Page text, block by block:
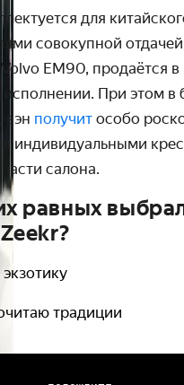
для
совокупной
EM90, продаётся в
При этом в
вэн получит особо
индивидуальными
салона.
равных
традиции